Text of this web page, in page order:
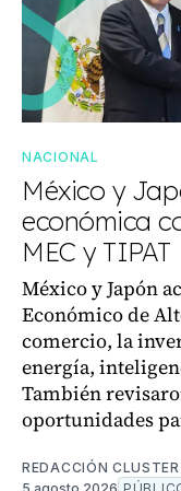
NACIONAL
México y
económica
MEC y TIPAT
México y Japón
Económico de
comercio, la
energía,
También
oportunidades
REDACCIÓN CLUSTER